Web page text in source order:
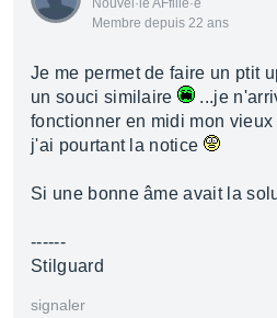
Nouvel·le AFfilié·e
Membre depuis 22 ans
Je me permet de faire un ptit
un souci similaire
...je
fonctionner en midi mon vieux
j'ai pourtant la notice
Si une bonne âme avait la
------
Stilguard
signaler